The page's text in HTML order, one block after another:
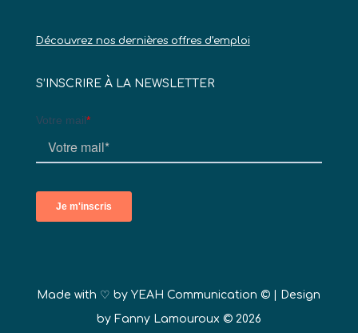
Découvrez nos dernières offres d’emploi
S’INSCRIRE À LA NEWSLETTER
Made with ♡ byYEAH Communication © | Design
by Fanny Lamouroux © 2026